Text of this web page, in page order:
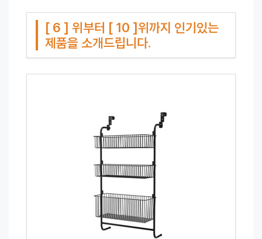
[ 6 ] 위부터 [ 10 ]위까지 인기있는
제품을 소개드립니다.